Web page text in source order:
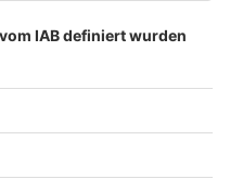
Schöneberger und